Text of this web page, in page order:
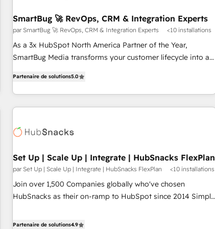
SmartBug 🚀 RevOps, CRM & Integration Experts
par SmartBug 🚀 RevOps, CRM & Integration Experts <10 installations
As a 3x HubSpot North America Partner of the Year,
SmartBug Media transforms your customer lifecycle into a
divisions Globalia (AI & Software) and Point Success Media
(Paid Media), making this the official home for all three
brands. 🔄 Implementation & Integration - Seamless
technical development team. - 19 HubSpot-certified trainers
funnel marketing and high-performance advertising via
Point Success Media. - Expert deployment of Breeze AI and
custom agents to automate growth. 🏆 Elite Excellence - 8
platform accreditations and deep HIPAA-compliance
Partenaire de solutions5.0
Set Up | Scale Up | Integrate | HubSnacks FlexPlan
par Set Up | Scale Up | Integrate | HubSnacks FlexPlan <10 installations
Join over 1,500 Companies globally who've chosen
HubSnacks as their on-ramp to HubSpot since 2014 Simple
Onboarding New or Check-fixing existing HubSpot portals
Partenaire de solutions4.9